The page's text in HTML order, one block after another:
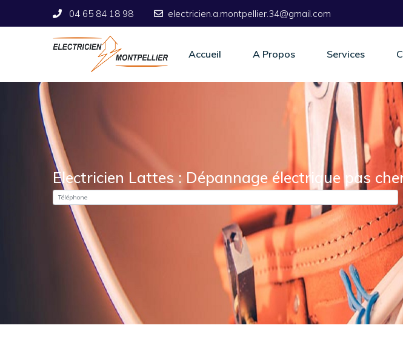
‎04 65 84 18 98 electricien.a.montpellier.34@gmail.com
Accueil A Propos Services
Electricien Lattes : Dépannage électrique pas